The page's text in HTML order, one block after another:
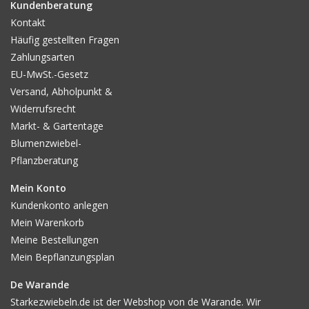
Kundenberatung
Kontakt
Häufig gestellten Fragen
Zahlungsarten
EU-MwSt.-Gesetz
Versand, Abholpunkt &
Widerrufsrecht
Markt- & Gartentage
Blumenzwiebel-
Pflanzberatung
Mein Konto
Kundenkonto anlegen
Mein Warenkorb
Meine Bestellungen
Mein Bepflanzungsplan
De Warande
Starkezwiebeln.de ist der Webshop von de Warande. Wir